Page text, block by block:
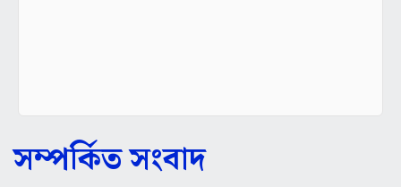
সম্পর্কিত সংবাদ